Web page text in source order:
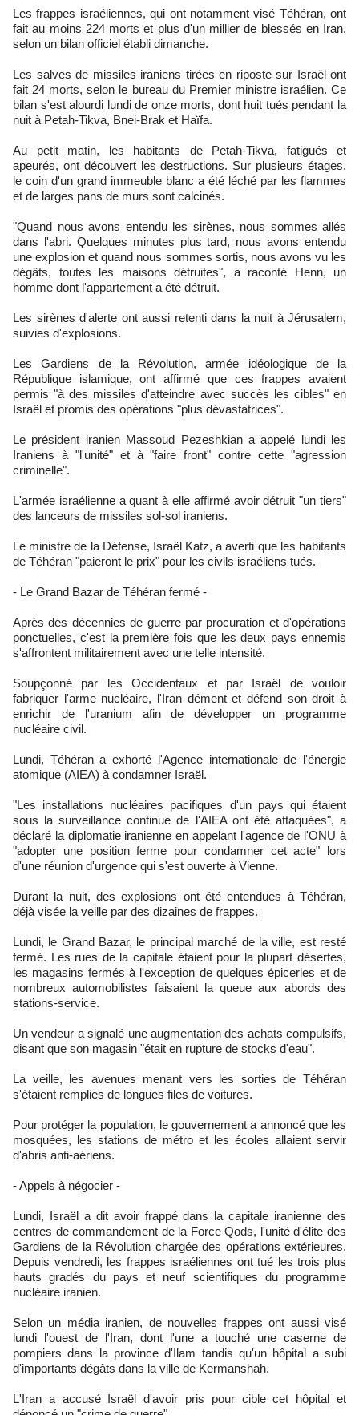
Les frappes israéliennes, qui ont notamment visé Téhéran, ont
fait au moins 224 morts et plus d'un millier de blessés en Iran,
selon un bilan officiel établi dimanche.
Les salves de missiles iraniens tirées en riposte sur Israël ont
fait 24 morts, selon le bureau du Premier ministre israélien. Ce
bilan s'est alourdi lundi de onze morts, dont huit tués pendant la
nuit à Petah-Tikva, Bnei-Brak et Haïfa.
Au petit matin, les habitants de Petah-Tikva, fatigués et
apeurés, ont découvert les destructions. Sur plusieurs étages,
le coin d'un grand immeuble blanc a été léché par les flammes
et de larges pans de murs sont calcinés.
"Quand nous avons entendu les sirènes, nous sommes allés
dans l'abri. Quelques minutes plus tard, nous avons entendu
une explosion et quand nous sommes sortis, nous avons vu les
dégâts, toutes les maisons détruites", a raconté Henn, un
homme dont l'appartement a été détruit.
Les sirènes d'alerte ont aussi retenti dans la nuit à Jérusalem,
suivies d'explosions.
Les Gardiens de la Révolution, armée idéologique de la
République islamique, ont affirmé que ces frappes avaient
permis "à des missiles d'atteindre avec succès les cibles" en
Israël et promis des opérations "plus dévastatrices".
Le président iranien Massoud Pezeshkian a appelé lundi les
Iraniens à "l'unité" et à "faire front" contre cette "agression
criminelle".
L'armée israélienne a quant à elle affirmé avoir détruit "un tiers"
des lanceurs de missiles sol-sol iraniens.
Le ministre de la Défense, Israël Katz, a averti que les habitants
de Téhéran "paieront le prix" pour les civils israéliens tués.
- Le Grand Bazar de Téhéran fermé -
Après des décennies de guerre par procuration et d'opérations
ponctuelles, c'est la première fois que les deux pays ennemis
s'affrontent militairement avec une telle intensité.
Soupçonné par les Occidentaux et par Israël de vouloir
fabriquer l'arme nucléaire, l'Iran dément et défend son droit à
enrichir de l'uranium afin de développer un programme
nucléaire civil.
Lundi, Téhéran a exhorté l'Agence internationale de l'énergie
atomique (AIEA) à condamner Israël.
"Les installations nucléaires pacifiques d'un pays qui étaient
sous la surveillance continue de l'AIEA ont été attaquées", a
déclaré la diplomatie iranienne en appelant l'agence de l'ONU à
"adopter une position ferme pour condamner cet acte" lors
d'une réunion d'urgence qui s'est ouverte à Vienne.
Durant la nuit, des explosions ont été entendues à Téhéran,
déjà visée la veille par des dizaines de frappes.
Lundi, le Grand Bazar, le principal marché de la ville, est resté
fermé. Les rues de la capitale étaient pour la plupart désertes,
les magasins fermés à l'exception de quelques épiceries et de
nombreux automobilistes faisaient la queue aux abords des
stations-service.
Un vendeur a signalé une augmentation des achats compulsifs,
disant que son magasin "était en rupture de stocks d'eau".
La veille, les avenues menant vers les sorties de Téhéran
s'étaient remplies de longues files de voitures.
Pour protéger la population, le gouvernement a annoncé que les
mosquées, les stations de métro et les écoles allaient servir
d'abris anti-aériens.
- Appels à négocier -
Lundi, Israël a dit avoir frappé dans la capitale iranienne des
centres de commandement de la Force Qods, l'unité d'élite des
Gardiens de la Révolution chargée des opérations extérieures.
Depuis vendredi, les frappes israéliennes ont tué les trois plus
hauts gradés du pays et neuf scientifiques du programme
nucléaire iranien.
Selon un média iranien, de nouvelles frappes ont aussi visé
lundi l'ouest de l'Iran, dont l'une a touché une caserne de
pompiers dans la province d'Ilam tandis qu'un hôpital a subi
d'importants dégâts dans la ville de Kermanshah.
L'Iran a accusé Israël d'avoir pris pour cible cet hôpital et